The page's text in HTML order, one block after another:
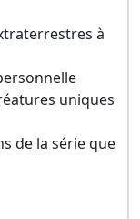
à
uniques
de la série que